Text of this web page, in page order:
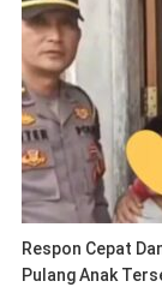
Respon Cepat
Pulang Anak